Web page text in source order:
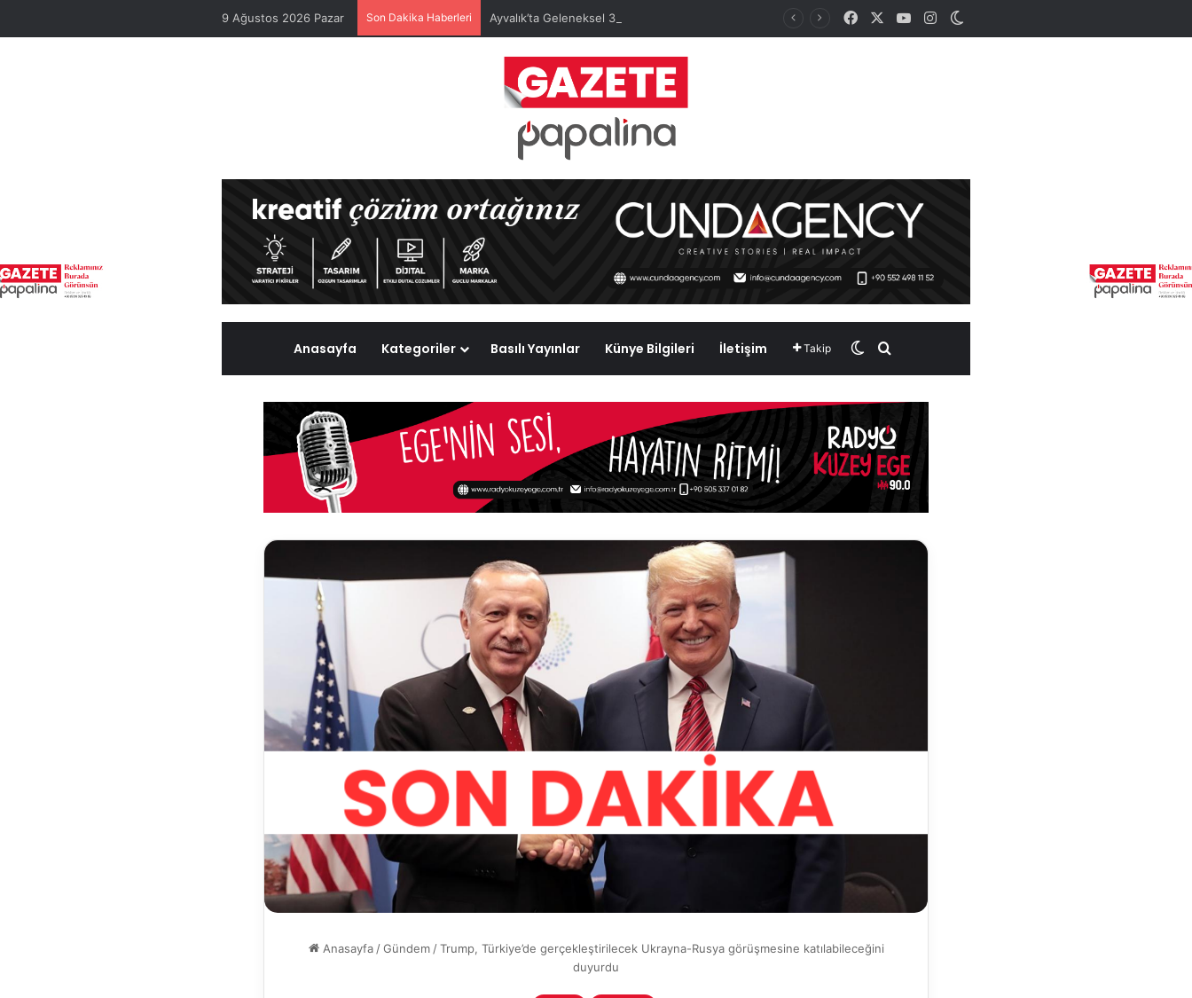
9 Ağustos 2026 Pazar Son Dakika Haberleri FacebookYouTubeInstagramDış görünümü değiştir
Anasayfa Kategoriler Basılı Yayınlar Künye Bilgileri İletişim Takip Dış görünümü değiştir
Anasayfa / Gündem / Trump, Türkiye’de gerçekleştirilecek Ukrayna-Rusya görüşmesine katılabileceğini
duyurdu